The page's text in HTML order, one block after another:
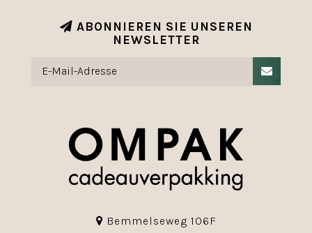
ABONNIEREN SIE UNSEREN
NEWSLETTER
Bemmelseweg 106F